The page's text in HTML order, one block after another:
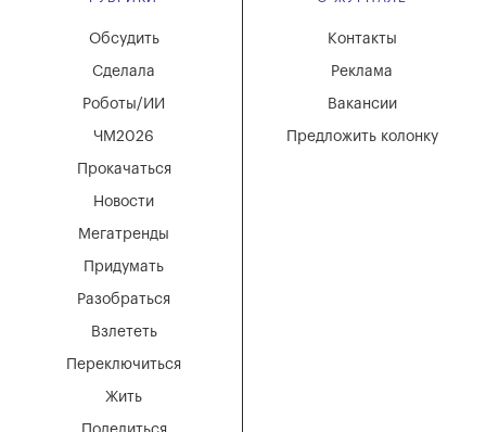
Мегатренды
Придумать
Разобраться
Взлететь
Новости
Переключиться
Жить
Обсудить
Сделала
Роботы/ИИ
ЧМ2026
Прокачаться
Вакансии
Реклама
Контакты
Предложить колонку